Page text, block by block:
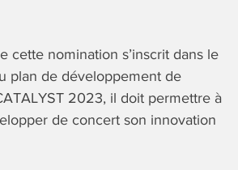
cette nomination s’inscrit dans le
plan de développement de
2023, il doit permettre à
de concert son innovation